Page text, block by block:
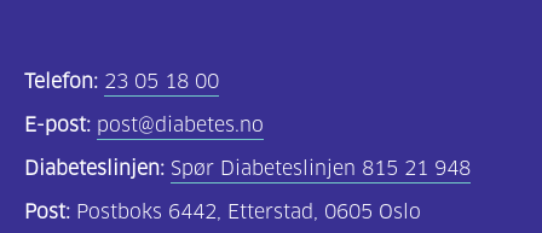
Telefon: 23 05 18 00
E-post: post@diabetes.no
Diabeteslinjen: Spør Diabeteslinjen 815 21 948
Post: Postboks 6442, Etterstad, 0605 Oslo